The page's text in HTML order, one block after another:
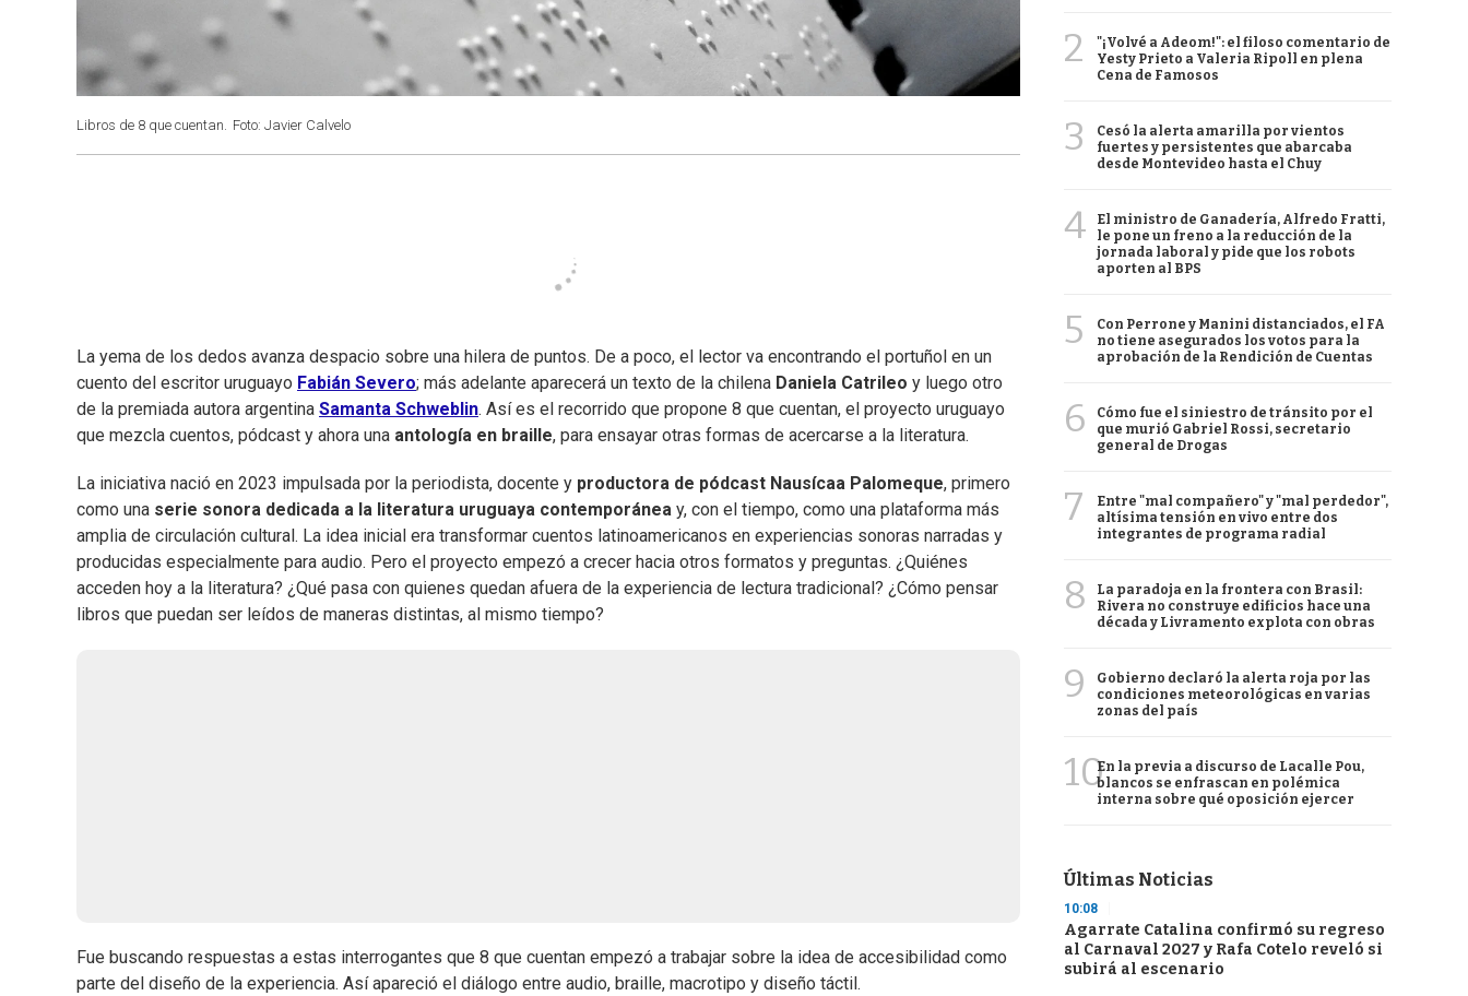
Libros de 8 que cuentan. Foto: Javier Calvelo
La yema de los dedos avanza despacio sobre una hilera de puntos. De a poco, el lector va encontrando el portuñol en un
cuento del escritor uruguayo Fabián Severo; más adelante aparecerá un texto de la chilena Daniela Catrileo y luego otro
de la premiada autora argentina Samanta Schweblin. Así es el recorrido que propone 8 que cuentan, el proyecto uruguayo
que mezcla cuentos, pódcast y ahora una antología en braille, para ensayar otras formas de acercarse a la literatura.
La iniciativa nació en 2023 impulsada por la periodista, docente y productora de pódcast Nausícaa Palomeque, primero
como una serie sonora dedicada a la literatura uruguaya contemporánea y, con el tiempo, como una plataforma más
amplia de circulación cultural. La idea inicial era transformar cuentos latinoamericanos en experiencias sonoras narradas y
producidas especialmente para audio. Pero el proyecto empezó a crecer hacia otros formatos y preguntas. ¿Quiénes
acceden hoy a la literatura? ¿Qué pasa con quienes quedan afuera de la experiencia de lectura tradicional? ¿Cómo pensar
libros que puedan ser leídos de maneras distintas, al mismo tiempo?
Fue buscando respuestas a estas interrogantes que 8 que cuentan empezó a trabajar sobre la idea de accesibilidad como
parte del diseño de la experiencia. Así apareció el diálogo entre audio, braille, macrotipo y diseño táctil.
2
"¡Volvé a Adeom!": el filoso comentario de
Yesty Prieto a Valeria Ripoll en plena
Cena de Famosos
3
Cesó la alerta amarilla por vientos
fuertes y persistentes que abarcaba
desde Montevideo hasta el Chuy
4
El ministro de Ganadería, Alfredo Fratti,
le pone un freno a la reducción de la
jornada laboral y pide que los robots
aporten al BPS
5
Con Perrone y Manini distanciados, el FA
no tiene asegurados los votos para la
aprobación de la Rendición de Cuentas
6
Cómo fue el siniestro de tránsito por el
que murió Gabriel Rossi, secretario
general de Drogas
7
Entre "mal compañero" y "mal perdedor",
altísima tensión en vivo entre dos
integrantes de programa radial
8
La paradoja en la frontera con Brasil:
Rivera no construye edificios hace una
década y Livramento explota con obras
9
Gobierno declaró la alerta roja por las
condiciones meteorológicas en varias
zonas del país
10En la previa a discurso de Lacalle Pou,
blancos se enfrascan en polémica
interna sobre qué oposición ejercer
Últimas Noticias
10:08
Agarrate Catalina confirmó su regreso
al Carnaval 2027 y Rafa Cotelo reveló si
subirá al escenario